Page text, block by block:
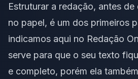
Estruturar a redação, antes
no papel, é um dos primeiros
indicamos aqui no Redação
serve para que o seu texto
e completo, porém ela